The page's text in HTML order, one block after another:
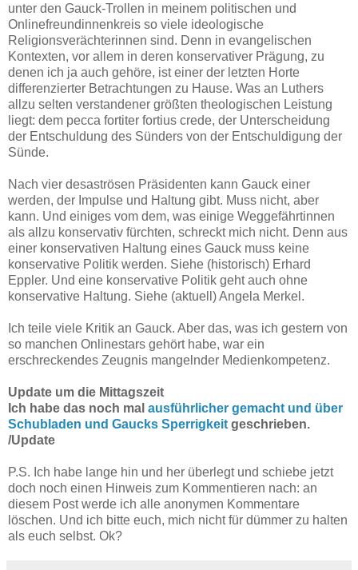
unter den Gauck-Trollen in meinem politischen und
Onlinefreundinnenkreis so viele ideologische
Religionsverächterinnen sind. Denn in evangelischen
Kontexten, vor allem in deren konservativer Prägung, zu
denen ich ja auch gehöre, ist einer der letzten Horte
differenzierter Betrachtungen zu Hause. Was an Luthers
allzu selten verstandener größten theologischen Leistung
liegt: dem pecca fortiter fortius crede, der Unterscheidung
der Entschuldung des Sünders von der Entschuldigung der
Sünde.
Nach vier desaströsen Präsidenten kann Gauck einer
werden, der Impulse und Haltung gibt. Muss nicht, aber
kann. Und einiges vom dem, was einige Weggefährtinnen
als allzu konservativ fürchten, schreckt mich nicht. Denn aus
einer konservativen Haltung eines Gauck muss keine
konservative Politik werden. Siehe (historisch) Erhard
Eppler. Und eine konservative Politik geht auch ohne
konservative Haltung. Siehe (aktuell) Angela Merkel.
Ich teile viele Kritik an Gauck. Aber das, was ich gestern von
so manchen Onlinestars gehört habe, war ein
erschreckendes Zeugnis mangelnder Medienkompetenz.
Update um die Mittagszeit
Ich habe das noch mal ausführlicher gemacht und über
Schubladen und Gaucks Sperrigkeit geschrieben.
/Update
P.S. Ich habe lange hin und her überlegt und schiebe jetzt
doch noch einen Hinweis zum Kommentieren nach: an
diesem Post werde ich alle anonymen Kommentare
löschen. Und ich bitte euch, mich nicht für dümmer zu halten
als euch selbst. Ok?